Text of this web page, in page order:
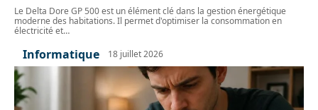
Le Delta Dore GP 500 est un élément clé dans la gestion énergétique
moderne des habitations. Il permet d'optimiser la consommation en
électricité et…
Informatique 18 juillet 2026